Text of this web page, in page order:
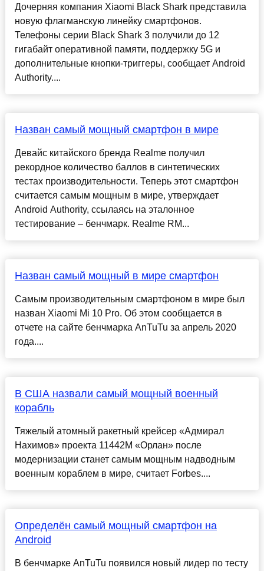
Дочерняя компания Xiaomi Black Shark представила
новую флагманскую линейку смартфонов.
Телефоны серии Black Shark 3 получили до 12
гигабайт оперативной памяти, поддержку 5G и
дополнительные кнопки-триггеры, сообщает Android
Authority....
Назван самый мощный смартфон в мире
Девайс китайского бренда Realme получил
рекордное количество баллов в синтетических
тестах производительности. Теперь этот смартфон
считается самым мощным в мире, утверждает
Android Authority, ссылаясь на эталонное
тестирование – бенчмарк. Realme RM...
Назван самый мощный в мире смартфон
Самым производительным смартфоном в мире был
назван Xiaomi Mi 10 Pro. Об этом сообщается в
отчете на сайте бенчмарка AnTuTu за апрель 2020
года....
В США назвали самый мощный военный
корабль
Тяжелый атомный ракетный крейсер «Адмирал
Нахимов» проекта 11442М «Орлан» после
модернизации станет самым мощным надводным
военным кораблем в мире, считает Forbes....
Определён самый мощный смартфон на
Android
В бенчмарке AnTuTu появился новый лидер по тесту